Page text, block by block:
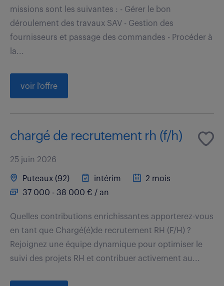
missions sont les suivantes : - Gérer le bon
déroulement des travaux SAV - Gestion des
fournisseurs et passage des commandes - Procéder à
la...
voir l'offre
chargé de recrutement rh (f/h)
25 juin 2026
Puteaux (92) intérim
2 mois
37 000 - 38 000 € / an
Quelles contributions enrichissantes apporterez-vous
en tant que Chargé(é)de recrutement RH (F/H) ?
Rejoignez une équipe dynamique pour optimiser le
suivi des projets RH et contribuer activement au...